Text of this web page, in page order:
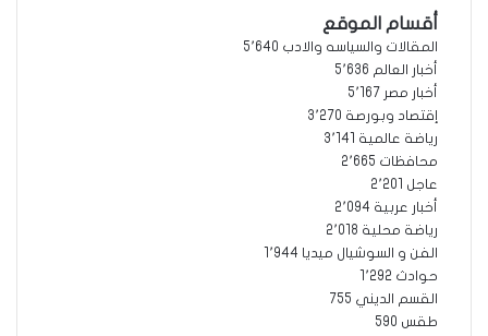
أقسام الموقع
المقالات والسياسه والادب 5٬640
أخبار العالم 5٬636
أخبار مصر 5٬167
إقتصاد وبورصة 3٬270
رياضة عالمية
3٬141
محافظات 2٬665
عاجل
2٬201
أخبار عربية 2٬094
رياضة محلية 2٬018
الفن و السوشيال ميديا 1٬944
حوادث 1٬292
القسم الديني 755
طقس 590